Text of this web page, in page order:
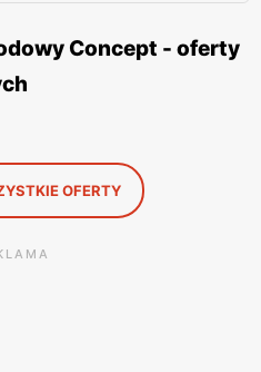
Concept - oferty
OFERTY